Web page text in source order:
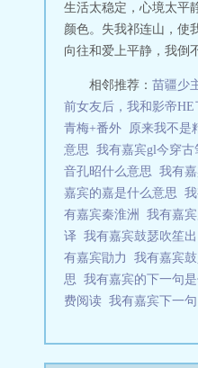
生活太稳定，心境太平
颜色。失我祁连山，使
向往和爱上平静，我倒
相邻推荐： 苗疆少
前女友后，我和影帝HE
青梅+番外 原来我不是
意思 我有嘉宾gl今穿
音孔昭什么意思 我有
嘉宾的嘉是什么意思
有嘉宾秦淮洲 我有嘉
译 我有嘉宾鼓瑟吹笙
有嘉宾勖力 我有嘉宾
思 我有嘉宾的下一句
费阅读 我有嘉宾下一句